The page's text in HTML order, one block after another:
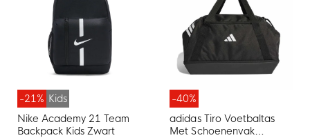
-21% Kids
Nike Academy 21 Team
Backpack Kids Zwart
-40%
adidas Tiro Voetbaltas
Met Schoenenvak